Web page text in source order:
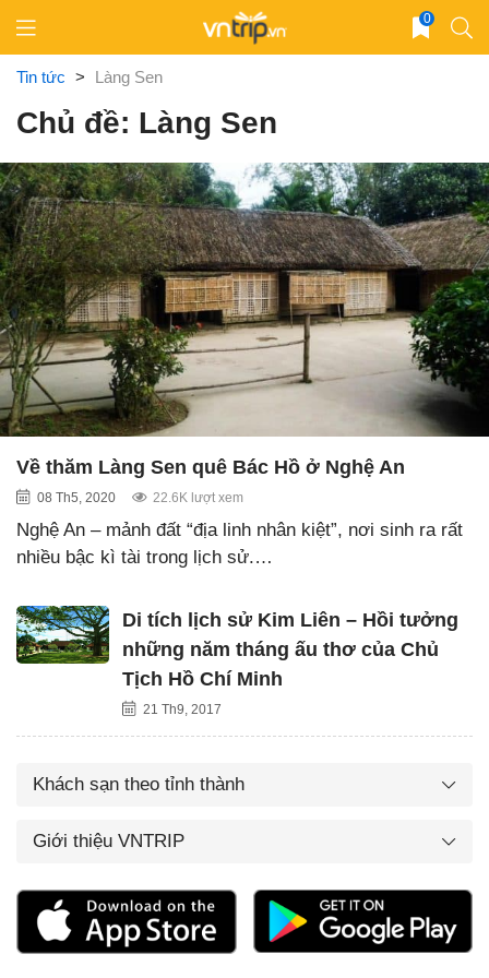
content
0
Tin tức > Làng Sen
Chủ đề: Làng Sen
Về thăm Làng Sen quê Bác Hồ ở Nghệ An
08 Th5, 2020 22.6K lượt xem
Nghệ An – mảnh đất “địa linh nhân kiệt”, nơi sinh ra rất
nhiều bậc kì tài trong lịch sử.…
Di tích lịch sử Kim Liên – Hồi tưởng
những năm tháng ấu thơ của Chủ
Tịch Hồ Chí Minh
21 Th9, 2017
Khách sạn theo tỉnh thành
Giới thiệu VNTRIP